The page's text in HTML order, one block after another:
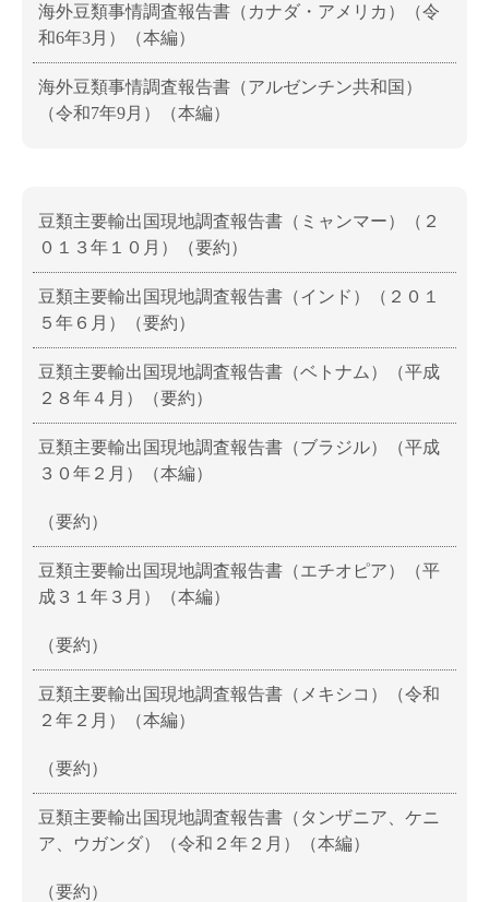
海外豆類事情調査報告書（カナダ・アメリカ）（令
和6年3月）（本編）
海外豆類事情調査報告書（アルゼンチン共和国）
（令和7年9月）（本編）
豆類主要輸出国現地調査報告書（ミャンマー）（２
０１３年１０月）（要約）
豆類主要輸出国現地調査報告書（インド）（２０１
５年６月）（要約）
豆類主要輸出国現地調査報告書（ベトナム）（平成
２８年４月）（要約）
豆類主要輸出国現地調査報告書（ブラジル）（平成
３０年２月）（本編）
（要約）
豆類主要輸出国現地調査報告書（エチオピア）（平
成３１年３月）（本編）
（要約）
豆類主要輸出国現地調査報告書（メキシコ）（令和
２年２月）（本編）
（要約）
豆類主要輸出国現地調査報告書（タンザニア、ケニ
ア、ウガンダ）（令和２年２月）（本編）
（要約）